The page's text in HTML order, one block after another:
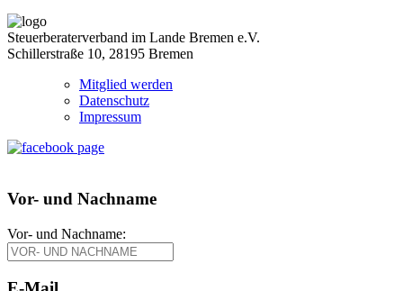
Steuerberaterverband im Lande Bremen e.V.
Schillerstraße 10, 28195 Bremen
Mitglied werden
Datenschutz
Impressum
Vor- und Nachname
Vor- und Nachname: